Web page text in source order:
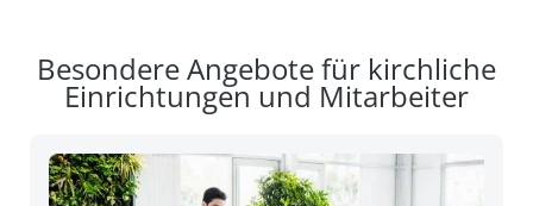
Besondere Angebote für kirchliche
Einrichtungen und Mitarbeiter